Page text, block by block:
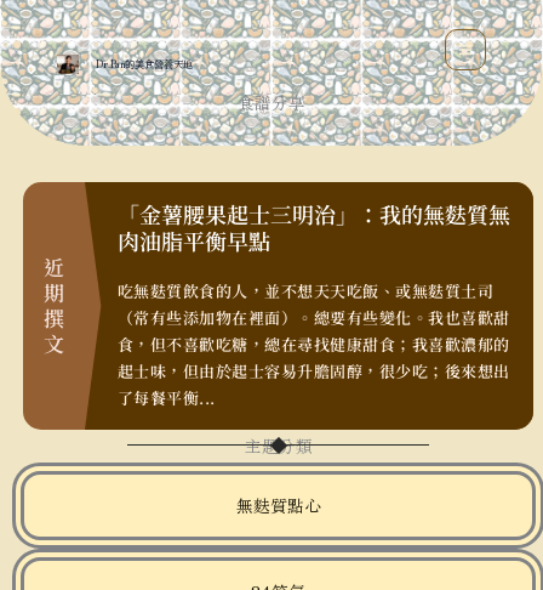
跳
至
主
要
Dr.Pan的美食營養天地
MAIN
MENU
食譜分享
近
期
撰
文
早餐，
脆片裹
驗，大
「金薯腰果起士三明治」：我的無麩質無
肉油脂平衡早點
吃無麩質飲食的人，並不想天天吃飯、或無麩質土司
（常有些添加物在裡面）。總要有些變化。我也喜歡甜
食，但不喜歡吃糖，總在尋找健康甜食；我喜歡濃郁的
起士味，但由於起士容易升膽固醇，很少吃；後來想出
了每餐平衡...
主題分類
無麩質點心